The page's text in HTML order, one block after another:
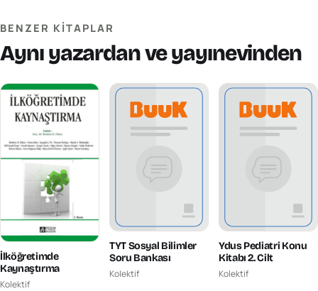
BENZER KITAPLAR
Aynı yazardan ve yayınevinden
İlköğretimde
Kaynaştırma
Kolektif
TYT Sosyal Bilimler
Soru Bankası
Kolektif
Ydus Pediatri Konu
Kitabı 2. Cilt
Kolektif